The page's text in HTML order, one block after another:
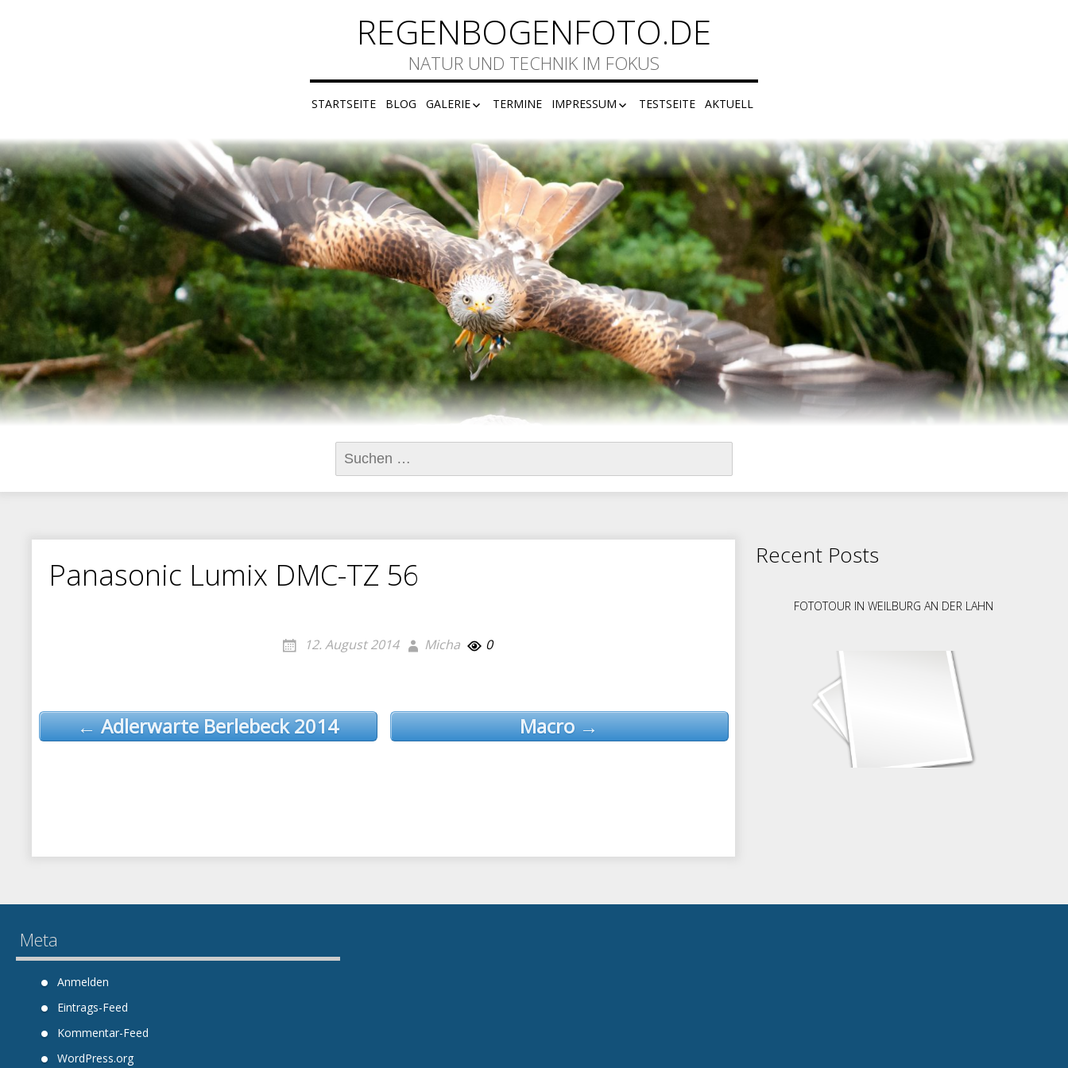
REGENBOGENFOTO.DE
NATUR UND TECHNIK IM FOKUS
STARTSEITE BLOG GALERIE
F74
TERMINE IMPRESSUM
DISCLAIMER
DATENSCHUTZ
TESTSEITE AKTUELL
Suchen
nach:
Panasonic Lumix DMC-TZ 56
12. August 2014 Micha 0
Post
navigation
Macro →
← Adlerwarte Berlebeck 2014
Recent Posts
FOTOTOUR IN WEILBURG AN DER LAHN
Meta
Anmelden
Eintrags-Feed
Kommentar-Feed
WordPress.org